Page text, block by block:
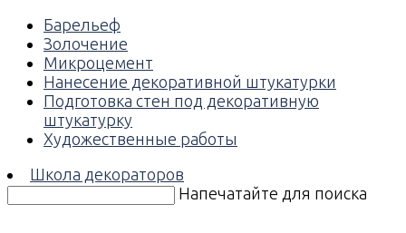
Барельеф
Золочение
Микроцемент
Нанесение декоративной штукатурки
Подготовка стен под декоративную
штукатурку
Художественные работы
Школа декораторов
Напечатайте для поиска